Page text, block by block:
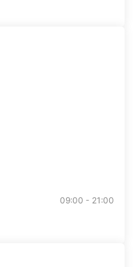
09:00 - 21:00